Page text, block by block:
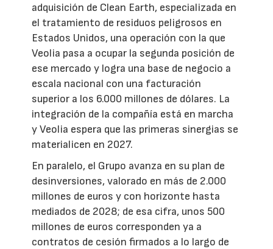
adquisición de Clean Earth, especializada en
el tratamiento de residuos peligrosos en
Estados Unidos, una operación con la que
Veolia pasa a ocupar la segunda posición de
ese mercado y logra una base de negocio a
escala nacional con una facturación
superior a los 6.000 millones de dólares. La
integración de la compañía está en marcha
y Veolia espera que las primeras sinergias se
materialicen en 2027.
En paralelo, el Grupo avanza en su plan de
desinversiones, valorado en más de 2.000
millones de euros y con horizonte hasta
mediados de 2028; de esa cifra, unos 500
millones de euros corresponden ya a
contratos de cesión firmados a lo largo de